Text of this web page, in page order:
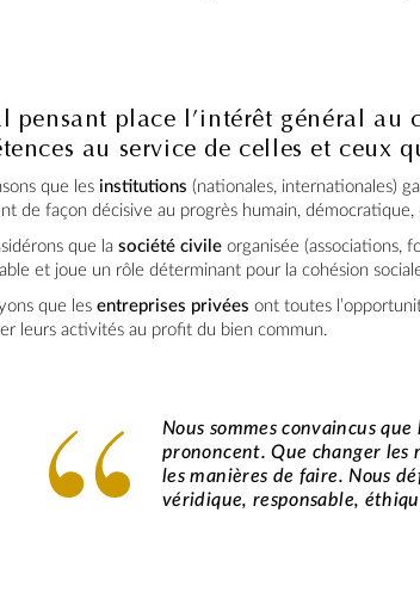
pensant place l’intérêt général au
au service de celles et ceux
que les institutions (nationales, internationales)
de façon décisive au progrès humain,
que la société civileorganisée (associations,
et joue un rôle déterminant pour la cohésion
que les entreprises privées ont toutes
leurs activités au profit du bien commun.
Nous sommes convaincus
prononcent. Que changer les
les manières de faire. Nous
véridique, responsable,